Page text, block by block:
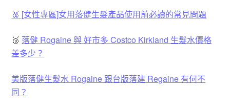
🥈 [女性專區]女用落健生髮產品使用前必讀的常見問題
🥉 落健 Rogaine 與 好市多 Costco Kirkland 生髮水價格
差多少？
美版落健生髮水 Rogaine 跟台版落建 Regaine 有何不
同？